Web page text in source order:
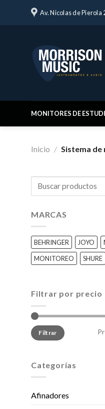
Av. Nicolas de Pierola
MONITORES DE
Inicio / Sistema
Buscar
MARCAS
BEHRINGER JOYO
MONITOREO
SHURE
Filtrar por precio
Precio
mínimo
Precio
máximo
Filtrar
Categorías
Afinadores